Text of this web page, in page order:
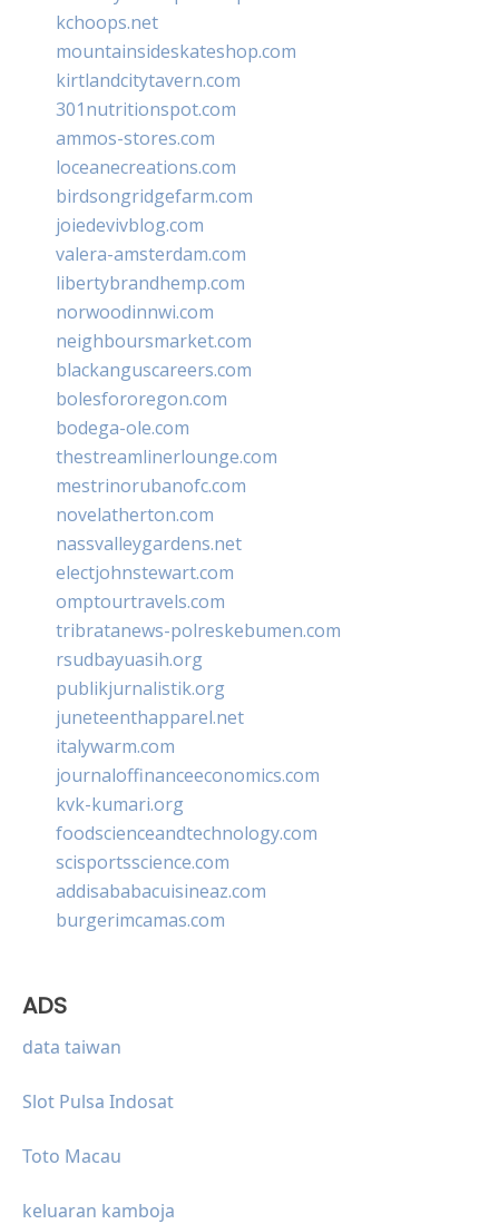
kchoops.net
mountainsideskateshop.com
kirtlandcitytavern.com
301nutritionspot.com
ammos-stores.com
loceanecreations.com
birdsongridgefarm.com
joiedevivblog.com
valera-amsterdam.com
libertybrandhemp.com
norwoodinnwi.com
neighboursmarket.com
blackanguscareers.com
bolesfororegon.com
bodega-ole.com
thestreamlinerlounge.com
mestrinorubanofc.com
novelatherton.com
nassvalleygardens.net
electjohnstewart.com
omptourtravels.com
tribratanews-polreskebumen.com
rsudbayuasih.org
publikjurnalistik.org
juneteenthapparel.net
italywarm.com
journaloffinanceeconomics.com
kvk-kumari.org
foodscienceandtechnology.com
scisportsscience.com
addisababacuisineaz.com
burgerimcamas.com
ADS
data taiwan
Slot Pulsa Indosat
Toto Macau
keluaran kamboja